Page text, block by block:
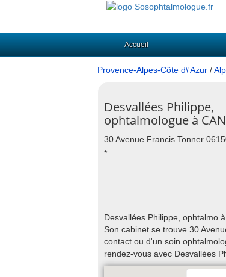
Accueil
Provence-Alpes-Côte d\'Azur /
Desvallées Philippe,
ophtalmologue à
30 Avenue Francis Tonner
*
Desvallées Philippe, ophtalmo
Son cabinet se trouve 30
contact ou d'un soin
rendez-vous avec Desvallées